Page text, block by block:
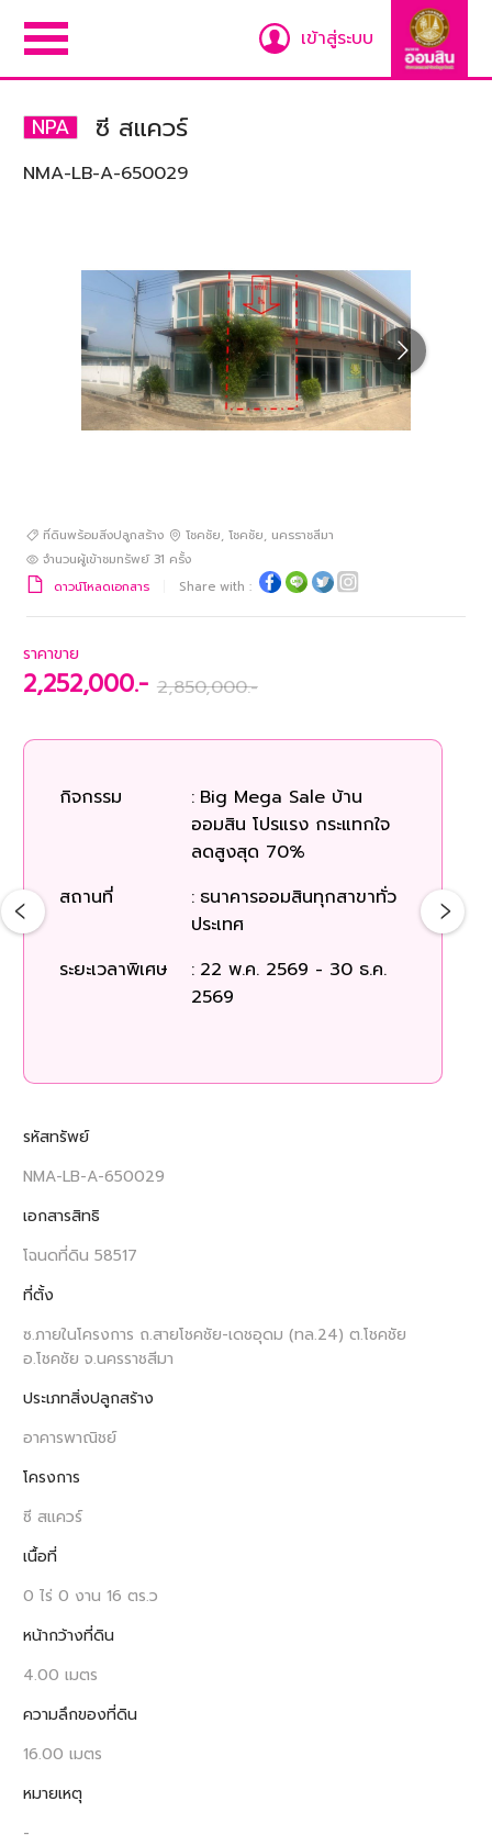
เข้าสู่ระบบ
NPA ซี สแควร์
NMA-LB-A-650029
ที่ดินพร้อมสิ่งปลูกสร้าง โชคชัย, โชคชัย, นครราชสีมา
จำนวนผู้เข้าชมทรัพย์ 31 ครั้ง
ดาวน์โหลดเอกสาร
Share with :
ราคาขาย
2,252,000.- 2,850,000.-
กิจกรรม : Big Mega Sale บ้าน
ออมสิน โปรแรง กระแทกใจ
ลดสูงสุด 70%
สถานที่
: ธนาคารออมสินทุกสาขาทั่ว
ประเทศ
ระยะเวลาพิเศษ
: 22 พ.ค. 2569 - 30 ธ.ค.
2569
รหัสทรัพย์
NMA-LB-A-650029
เอกสารสิทธิ
โฉนดที่ดิน 58517
ที่ตั้ง
ซ.ภายในโครงการ ถ.สายโชคชัย-เดชอุดม (ทล.24) ต.โชคชัย
อ.โชคชัย จ.นครราชสีมา
ประเภทสิ่งปลูกสร้าง
อาคารพาณิชย์
โครงการ
ซี สแควร์
เนื้อที่
0 ไร่ 0 งาน 16 ตร.ว
หน้ากว้างที่ดิน
4.00 เมตร
ความลึกของที่ดิน
16.00 เมตร
หมายเหตุ
-